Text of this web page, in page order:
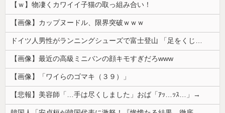
【ｗ】物凄くカワイイ子猫の取っ組み合い！
【画像】カップヌードル、限界突破ｗｗｗ
ドイツ人男性がランニングシューズで富士登山 「足をくじいて動けない」
【画像】最近の高級ミニバンの顔キモすぎだろwww
【画像】「ワイらのゴマキ（３９）」
【悲報】美容師「…手は尽くしました」おば「ｱｯ…ｯｽ…」→